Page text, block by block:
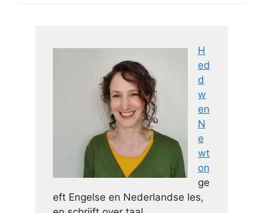
H
ed
d
w
en
N
e
wt
on
ge
eft Engelse en Nederlandse les,